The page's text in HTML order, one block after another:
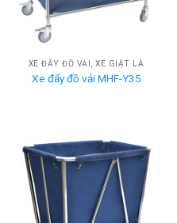
XE ĐẨY ĐỒ VẢI, XE GIẶT LÀ
Xe đẩy đồ vải MHF-Y35